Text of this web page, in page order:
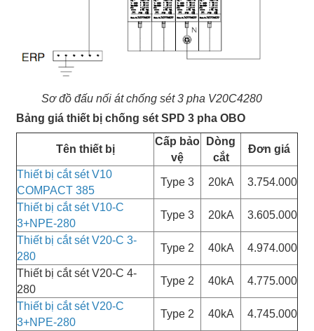
Sơ đồ đấu nối át chống sét 3 pha V20C4280
Bảng giá thiết bị chống sét SPD 3 pha OBO
Tên thiết bị
Cấp bảo
vệ
Dòng
cắt
Đơn giá
Thiết bị cắt sét V10
COMPACT 385
Type 3 20kA 3.754.000
Thiết bị cắt sét V10-C
3+NPE-280
Type 3 20kA 3.605.000
Thiết bị cắt sét V20-C 3-
280
Type 2 40kA 4.974.000
Thiết bị cắt sét V20-C 4-
280
Type 2 40kA 4.775.000
Thiết bị cắt sét V20-C
3+NPE-280
Type 2 40kA 4.745.000